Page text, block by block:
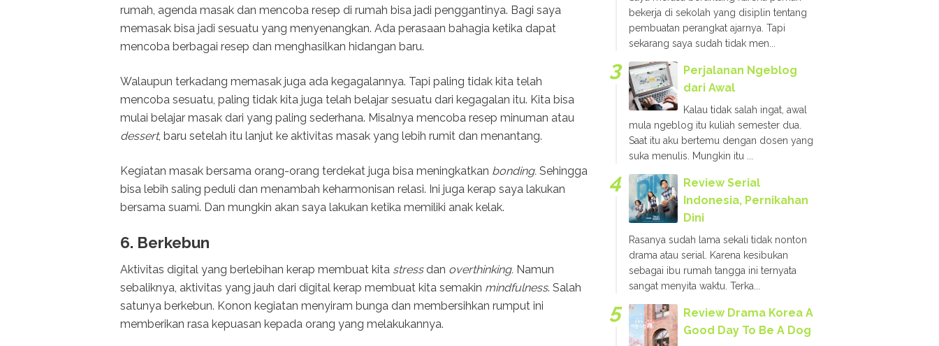
rumah, agenda masak dan mencoba resep di rumah bisa jadi penggantinya. Bagi saya
memasak bisa jadi sesuatu yang menyenangkan. Ada perasaan bahagia ketika dapat
mencoba berbagai resep dan menghasilkan hidangan baru.
Walaupun terkadang memasak juga ada kegagalannya. Tapi paling tidak kita telah
mencoba sesuatu, paling tidak kita juga telah belajar sesuatu dari kegagalan itu. Kita bisa
mulai belajar masak dari yang paling sederhana. Misalnya mencoba resep minuman atau
dessert, baru setelah itu lanjut ke aktivitas masak yang lebih rumit dan menantang.
Kegiatan masak bersama orang-orang terdekat juga bisa meningkatkan bonding. Sehingga
bisa lebih saling peduli dan menambah keharmonisan relasi. Ini juga kerap saya lakukan
bersama suami. Dan mungkin akan saya lakukan ketika memiliki anak kelak.
6. Berkebun
Aktivitas digital yang berlebihan kerap membuat kita stressdan overthinking. Namun
sebaliknya, aktivitas yang jauh dari digital kerap membuat kita semakin mindfulness. Salah
satunya berkebun. Konon kegiatan menyiram bunga dan membersihkan rumput ini
memberikan rasa kepuasan kepada orang yang melakukannya.
bekerja di sekolah yang disiplin tentang
pembuatan perangkat ajarnya. Tapi
sekarang saya sudah tidak men...
Perjalanan Ngeblog
dari Awal
Kalau tidak salah ingat, awal
mula ngeblog itu kuliah semester dua.
Saat itu aku bertemu dengan dosen yang
suka menulis. Mungkin itu ...
Review Serial
Indonesia, Pernikahan
Dini
Rasanya sudah lama sekali tidak nonton
drama atau serial. Karena kesibukan
sebagai ibu rumah tangga ini ternyata
sangat menyita waktu. Terka...
Review Drama Korea A
Good Day To Be A Dog